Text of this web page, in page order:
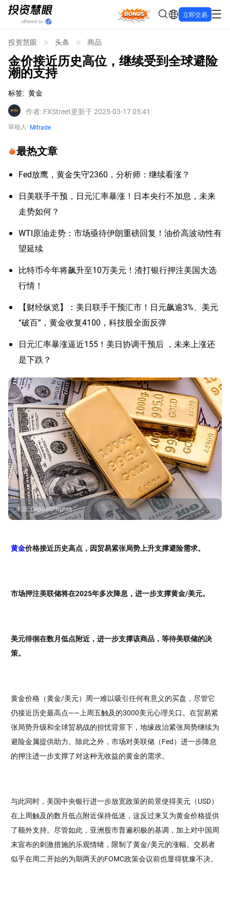
Bonus 立即交易
投资慧眼 头条 商品
金价接近历史高位，继续受到全球避险
潮的支持
标签: 黄金
作者: FXStreet更新于 2025-03-17 05:41
审核人 Mitrade
最热文章
Fed放鹰，黄金失守2360，分析师：继续看涨？
日美联手干预，日元汇率暴涨！日本央行不加息，未来
走势如何？
WTI原油走势：市场亟待伊朗重磅回复！油价高波动性有
望延续
比特币今年将飙升至10万美元！渣打银行押注美国大选
行情！
【财经纵览】：美日联手干预汇市！日元飙逾3%、美元
“破百”，黄金收复4100，科技股全面反弹
日元汇率暴涨逼近155！美日协调干预后 ，未来上涨还
是下跌？
来源:DepositPhotos
黄金价格接近历史高点，因贸易紧张局势上升支撑避险需求。
市场押注美联储将在2025年多次降息，进一步支撑黄金/美元。
美元徘徊在数月低点附近，进一步支撑该商品，等待美联储的决
策。
黄金价格（黄金/美元）周一难以吸引任何有意义的买盘，尽管它
仍接近历史最高点——上周五触及的3000美元心理关口。在贸易紧
张局势升级和全球贸易战的担忧背景下，地缘政治紧张局势继续为
避险金属提供助力。除此之外，市场对美联储（Fed）进一步降息
的押注进一步支撑了对这种无收益的黄金的需求。
与此同时，美国中央银行进一步放宽政策的前景使得美元（USD）
在上周触及的数月低点附近保持低迷，这反过来又为黄金价格提供
了额外支持。尽管如此，亚洲股市普遍积极的基调，加上对中国周
末宣布的刺激措施的乐观情绪，限制了黄金/美元的涨幅。交易者
似乎在周二开始的为期两天的FOMC政策会议前也显得犹豫不决。